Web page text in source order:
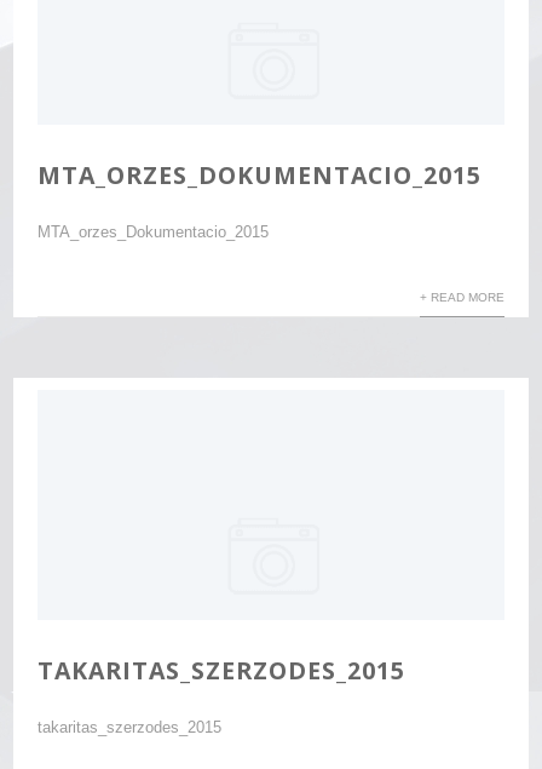
MTA_ORZES_DOKUMENTACIO_2015
MTA_orzes_Dokumentacio_2015
+ READ MORE
TAKARITAS_SZERZODES_2015
takaritas_szerzodes_2015